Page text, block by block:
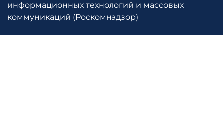
информационных технологий и массовых
коммуникаций (Роскомнадзор)